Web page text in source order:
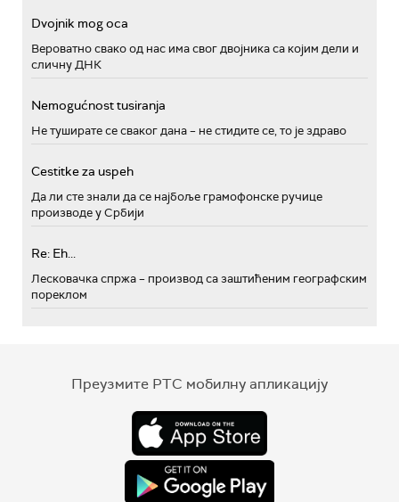
Dvojnik mog oca
Вероватно свако од нас има свог двојника са којим дели и
сличну ДНК
Nemogućnost tusiranja
Не туширате се сваког дана – не стидите се, то је здраво
Cestitke za uspeh
Да ли сте знали да се најбоље грамофонске ручице
производе у Србији
Re: Eh...
Лесковачка спржа – производ са заштићеним географским
пореклом
Преузмите РТС мобилну апликацију